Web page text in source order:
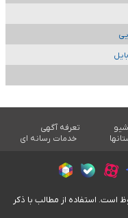
تعرفه آگهی
خدمات رسانه ای
است. استفاده از مطالب با ذکر